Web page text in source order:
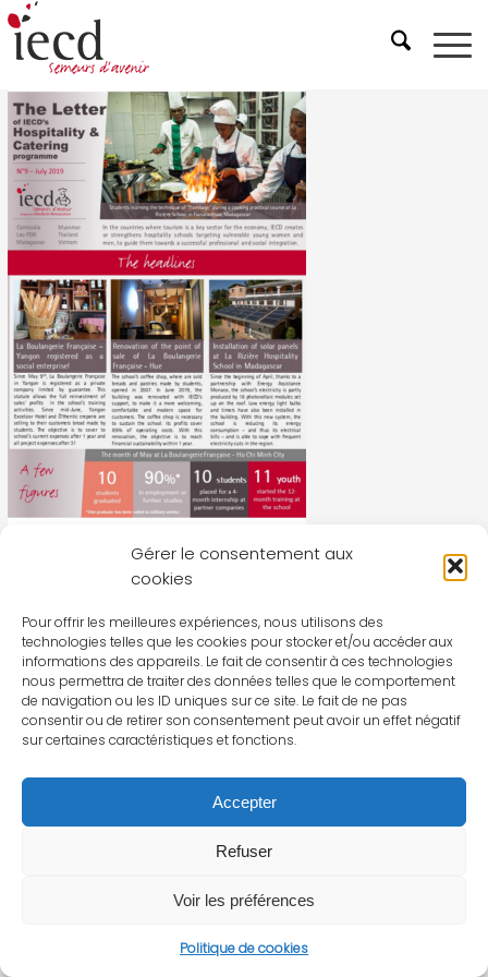
Gérer le consentement aux
cookies
Pour offrir les meilleures expériences, nous utilisons des
technologies telles que les cookies pour stocker et/ou accéder aux
informations des appareils. Le fait de consentir à ces technologies
nous permettra de traiter des données telles que le comportement
de navigation ou les ID uniques sur ce site. Le fait de ne pas
consentir ou de retirer son consentement peut avoir un effet négatif
sur certaines caractéristiques et fonctions.
Accepter
Refuser
Voir les préférences
Politique de cookies